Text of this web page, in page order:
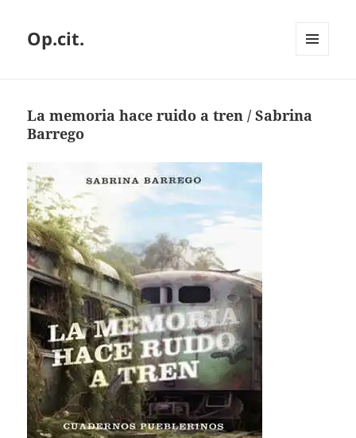
Op.cit.
La memoria hace ruido a tren / Sabrina
Barrego